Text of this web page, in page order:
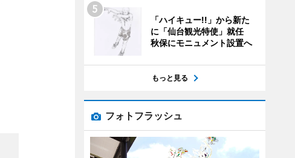
「ハイキュー!!」から新た
に「仙台観光特使」就任
秋保にモニュメント設置へ
もっと見る
フォトフラッシュ